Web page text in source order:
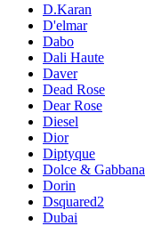
D.Karan
D'elmar
Dabo
Dali Haute
Daver
Dead Rose
Dear Rose
Diesel
Dior
Diptyque
Dolce & Gabbana
Dorin
Dsquared2
Dubai